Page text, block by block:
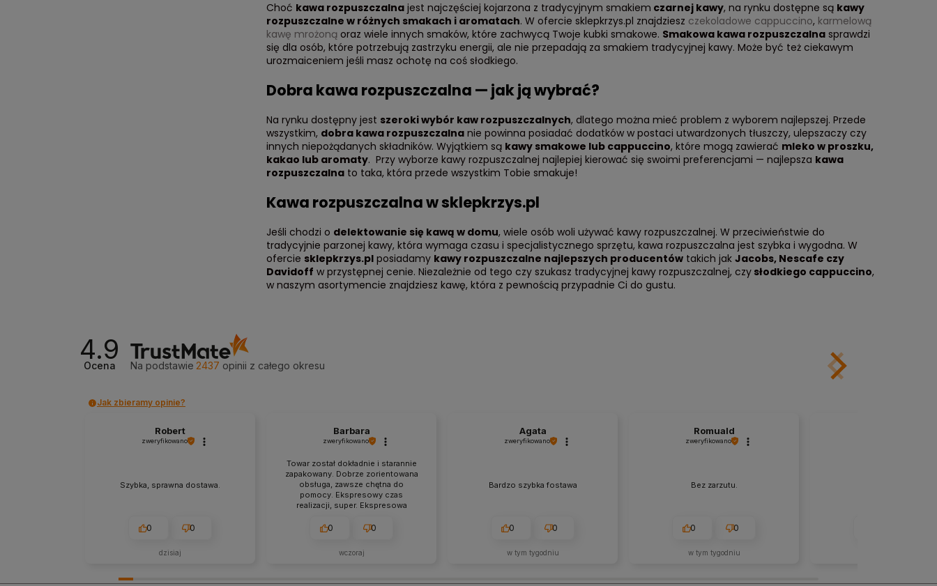
Choć kawa rozpuszczalna jest najczęściej kojarzona z tradycyjnym smakiem czarnej kawy, na rynku dostępne są kawy
rozpuszczalne w różnych smakach i aromatach. W ofercie sklepkrzys.pl znajdziesz czekoladowe cappuccino, karmelową
kawę mrożoną oraz wiele innych smaków, które zachwycą Twoje kubki smakowe. Smakowa kawa rozpuszczalna sprawdzi
się dla osób, które potrzebują zastrzyku energii, ale nie przepadają za smakiem tradycyjnej kawy. Może być też ciekawym
urozmaiceniem jeśli masz ochotę na coś słodkiego.
Dobra kawa rozpuszczalna — jak ją wybrać?
Na rynku dostępny jest szeroki wybór kaw rozpuszczalnych, dlatego można mieć problem z wyborem najlepszej. Przede
wszystkim, dobra kawa rozpuszczalna nie powinna posiadać dodatków w postaci utwardzonych tłuszczy, ulepszaczy czy
innych niepożądanych składników. Wyjątkiem są kawy smakowe lub cappuccino, które mogą zawierać mleko w proszku,
kakao lub aromaty. Przy wyborze kawy rozpuszczalnej najlepiej kierować się swoimi preferencjami — najlepsza kawa
rozpuszczalna to taka, która przede wszystkim Tobie smakuje!
Kawa rozpuszczalna w sklepkrzys.pl
Jeśli chodzi o delektowanie się kawą w domu, wiele osób woli używać kawy rozpuszczalnej. W przeciwieństwie do
tradycyjnie parzonej kawy, która wymaga czasu i specjalistycznego sprzętu, kawa rozpuszczalna jest szybka i wygodna. W
ofercie sklepkrzys.pl posiadamy kawy rozpuszczalne najlepszych producentów takich jak Jacobs, Nescafe czy
Davidoff w przystępnej cenie. Niezależnie od tego czy szukasz tradycyjnej kawy rozpuszczalnej, czy słodkiego cappuccino,
w naszym asortymencie znajdziesz kawę, która z pewnością przypadnie Ci do gustu.
4.9
Ocena Na podstawie 2437 opinii z całego okresu
Jak zbieramy opinie?
Robert
zweryfikowano
Szybka, sprawna dostawa.
0 0
dzisiaj
Barbara
zweryfikowano
Towar został dokładnie i starannie
zapakowany. Dobrze zorientowana
obsługa, zawsze chętna do
pomocy. Ekspresowy czas
realizacji, super. Ekspresowa
Fantastyczny kontakt.
0 0
wczoraj
Agata
zweryfikowano
Bardzo szybka fostawa
0 0
w tym tygodniu
Romuald
zweryfikowano
Bez zarzutu.
0 0
w tym tygodniu